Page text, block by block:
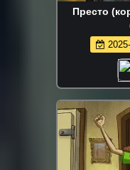
Престо